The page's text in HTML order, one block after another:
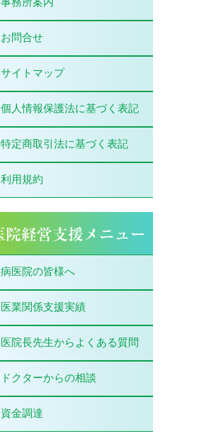
お問合せ
サイトマップ
個人情報保護法に基づく表記
特定商取引法に基づく表記
利用規約
病医院の皆様へ
医業関係支援実績
医院長先生からよくある質問
ドクターからの相談
資金調達